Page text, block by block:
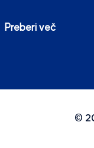
Preberi več
©